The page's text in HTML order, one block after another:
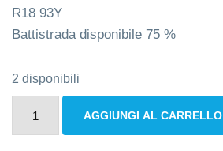
R18 93Y
Battistrada disponibile 75 %
2 disponibili
AGGIUNGI AL CARRELLO